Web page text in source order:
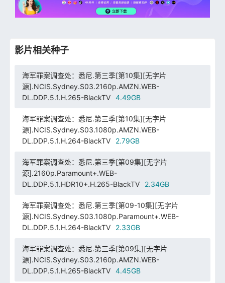
影片相关种子
海军罪案调查处：悉尼.第三季[第10集][无字片
源].NCIS.Sydney.S03.2160p.AMZN.WEB-
DL.DDP.5.1.H.265-BlackTV
4.49GB
海军罪案调查处：悉尼.第三季[第10集][无字片
源].NCIS.Sydney.S03.1080p.AMZN.WEB-
DL.DDP.5.1.H.264-BlackTV
2.79GB
海军罪案调查处：悉尼.第三季[第09集][无字片
源].2160p.Paramount+.WEB-
DL.DDP.5.1.HDR10+.H.265-BlackTV
2.34GB
海军罪案调查处：悉尼.第三季[第09-10集][无字片
源].NCIS.Sydney.S03.1080p.Paramount+.WEB-
DL.DDP.5.1.H.264-BlackTV
2.33GB
海军罪案调查处：悉尼.第三季[第09集][无字片
源].NCIS.Sydney.S03.2160p.AMZN.WEB-
DL.DDP.5.1.H.265-BlackTV
4.45GB